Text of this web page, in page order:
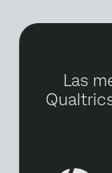
Las